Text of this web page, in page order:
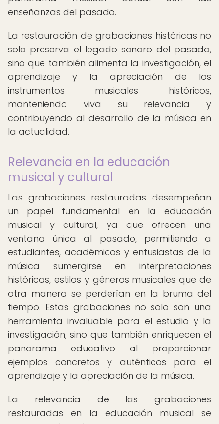
enseñanzas del pasado.
La restauración de grabaciones históricas no
solo preserva el legado sonoro del pasado,
sino que también alimenta la investigación, el
aprendizaje y la apreciación de los
instrumentos musicales históricos,
manteniendo viva su relevancia y
contribuyendo al desarrollo de la música en
la actualidad.
Relevancia en la educación
musical y cultural
Las grabaciones restauradas desempeñan
un papel fundamental en la educación
musical y cultural, ya que ofrecen una
ventana única al pasado, permitiendo a
estudiantes, académicos y entusiastas de la
música sumergirse en interpretaciones
históricas, estilos y géneros musicales que de
otra manera se perderían en la bruma del
tiempo. Estas grabaciones no solo son una
herramienta invaluable para el estudio y la
investigación, sino que también enriquecen el
panorama educativo al proporcionar
ejemplos concretos y auténticos para el
aprendizaje y la apreciación de la música.
La relevancia de las grabaciones
restauradas en la educación musical se